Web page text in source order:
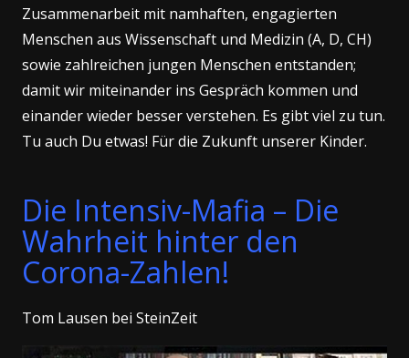
Zusammenarbeit mit namhaften, engagierten
Menschen aus Wissenschaft und Medizin (A, D, CH)
sowie zahlreichen jungen Menschen entstanden;
damit wir miteinander ins Gespräch kommen und
einander wieder besser verstehen. Es gibt viel zu tun.
Tu auch Du etwas! Für die Zukunft unserer Kinder.
Die Intensiv-Mafia – Die
Wahrheit hinter den
Corona-Zahlen!
Tom Lausen bei SteinZeit